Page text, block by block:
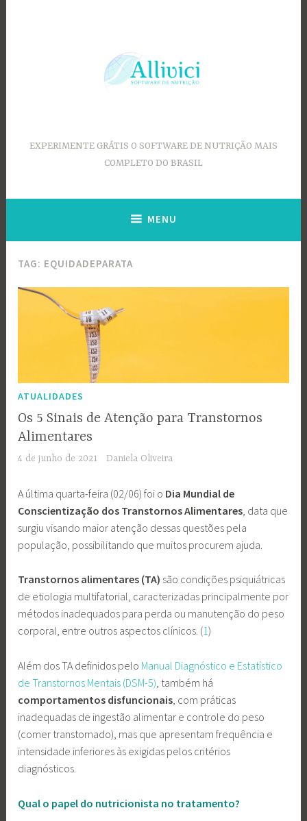
EXPERIMENTE GRÁTIS O SOFTWARE DE NUTRIÇÃO MAIS
COMPLETO DO BRASIL
MENU
TAG: EQUIDADEPARATA
ATUALIDADES
Os 5 Sinais de Atenção para Transtornos
Alimentares
4 de junho de 2021 Daniela Oliveira
A última quarta-feira (02/06) foi o Dia Mundial de
Conscientização dos Transtornos Alimentares , data que
surgiu visando maior atenção dessas questões pela
população, possibilitando que muitos procurem ajuda.
Transtornos alimentares (TA) são condições psiquiátricas
de etiologia multifatorial, caracterizadas principalmente por
métodos inadequados para perda ou manutenção do peso
corporal, entre outros aspectos clínicos. (1)
Além dos TA definidos pelo Manual Diagnóstico e Estatístico
de Transtornos Mentais (DSM-5), também há
comportamentos disfuncionais, com práticas
inadequadas de ingestão alimentar e controle do peso
(comer transtornado), mas que apresentam frequência e
intensidade inferiores às exigidas pelos critérios
diagnósticos.
Qual o papel do nutricionista no tratamento?